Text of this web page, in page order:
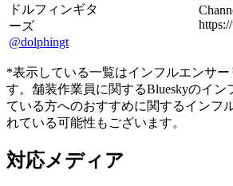
ドルフィンギタ
ーズ
@dolphingt
*表示している一覧はインフルエンサ
す。舗装作業員に関するBlueskyのイン
ている方へのおすすめに関するインフ
れている可能性もございます。
対応メディア